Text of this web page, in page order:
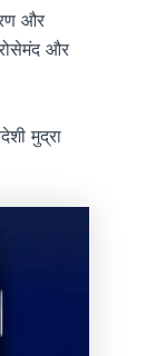
और
और
मुद्रा